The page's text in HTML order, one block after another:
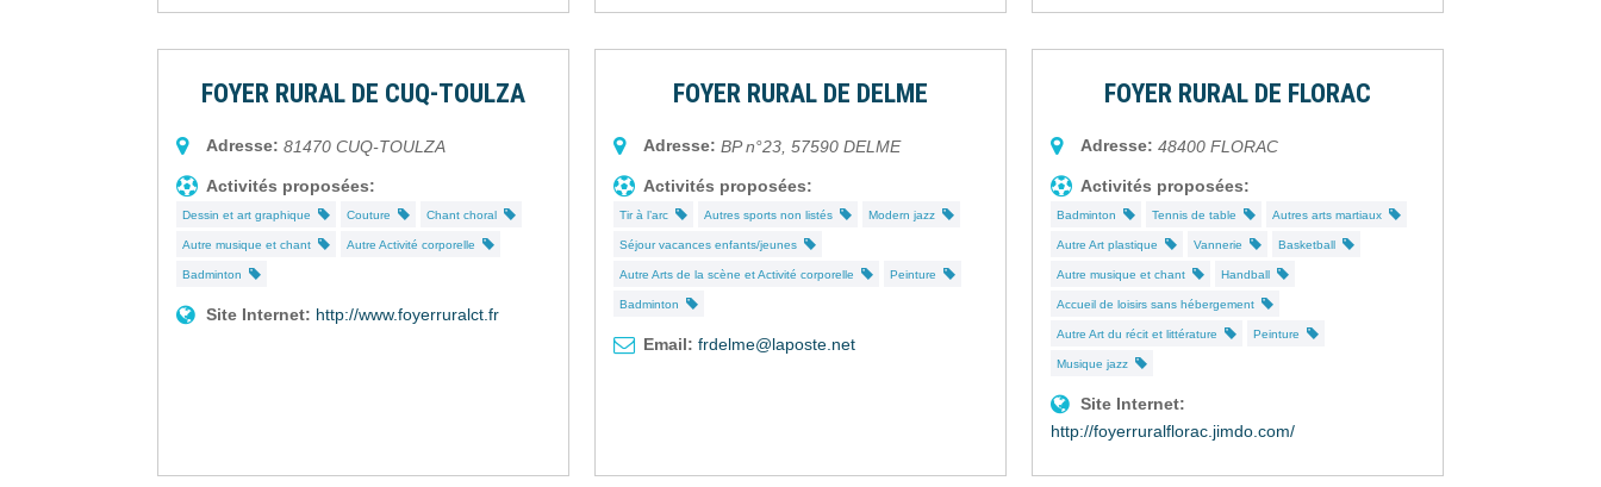
FOYER RURAL DE CUQ-TOULZA
Adresse: 81470 CUQ-TOULZA
Activités proposées:
Dessin et art graphique Couture Chant choral
Autre musique et chant Autre Activité corporelle
Badminton
Site Internet: http://www.foyerruralct.fr
FOYER RURAL DE DELME
Adresse: BP n°23,57590 DELME
Activités proposées:
Tir à l’arc Autres sports non listés Modern jazz
Séjour vacances enfants/jeunes
Autre Arts de la scène et Activité corporelle Peinture
Badminton
Email: frdelme@laposte.net
FOYER RURAL DE FLORAC
Adresse: 48400 FLORAC
Activités proposées:
Badminton Tennis de table Autres arts martiaux
Autre Art plastique Vannerie Basketball
Autre musique et chant Handball
Accueil de loisirs sans hébergement
Autre Art du récit et littérature Peinture
Musique jazz
Site Internet:
http://foyerruralflorac.jimdo.com/